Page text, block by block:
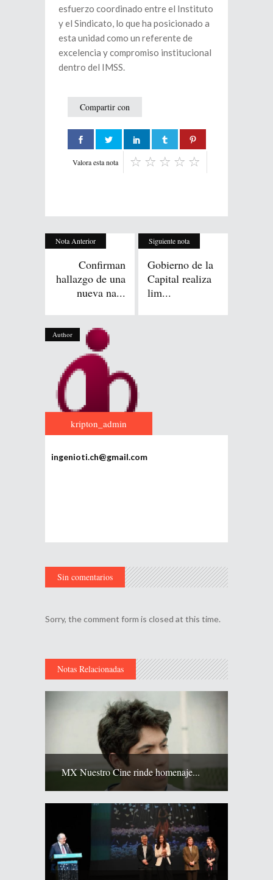
esfuerzo coordinado entre el Instituto
y el Sindicato, lo que ha posicionado a
esta unidad como un referente de
excelencia y compromiso institucional
dentro del IMSS.
Compartir con
Valora esta nota
Nota Anterior
Confirman
hallazgo de una
nueva na...
Siguiente nota
Gobierno de la
Capital realiza
lim...
Author
kripton_admin
ingenioti.ch@gmail.com
Sin comentarios
Sorry, the comment form is closed at this time.
Notas Relacionadas
MX Nuestro Cine rinde homenaje...